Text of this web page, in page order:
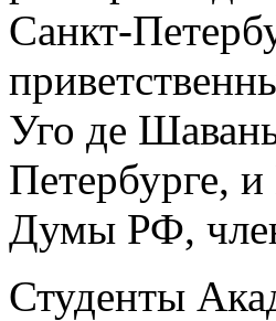
Санкт-
Уго де
Петербурге,
Думы РФ,
Студенты